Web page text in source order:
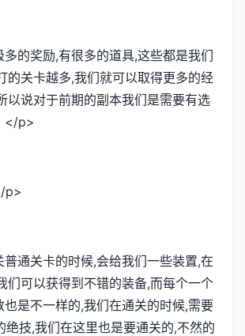
的奖励,有很多的道具,这些都是我们
的关卡越多,我们就可以取得更多的经
以说对于前期的副本我们是需要有选
</p>
p>
通关卡的时候,会给我们一些装置,在
们可以获得到不错的装备,而每个一个
也是不一样的,我们在通关的时候,需要
绝技,我们在这里也是要通关的,不然的